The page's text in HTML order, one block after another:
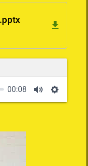
00:08